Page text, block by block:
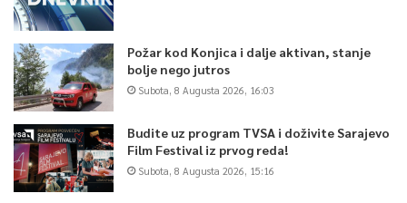
Požar kod Konjica i dalje aktivan, stanje
bolje nego jutros
Subota, 8 Augusta 2026, 16:03
Budite uz program TVSA i doživite Sarajevo
Film Festival iz prvog reda!
Subota, 8 Augusta 2026, 15:16